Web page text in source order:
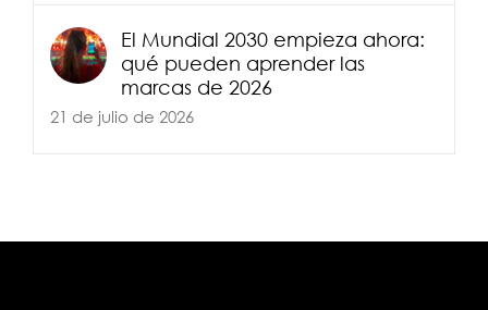
El Mundial 2030 empieza ahora:
qué pueden aprender las
marcas de 2026
21 de julio de 2026